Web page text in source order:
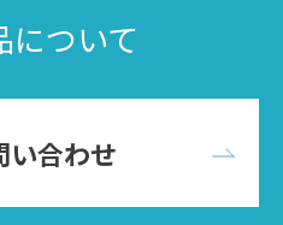
について
い合わせ